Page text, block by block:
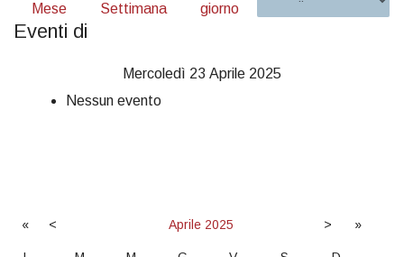
Eventi di
Mercoledì 23 Aprile 2025
Nessun evento
« < Aprile 2025 > »